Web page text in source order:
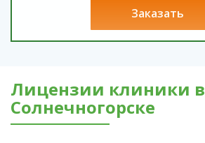
заказать
Лицензии клиники в
Солнечногорске